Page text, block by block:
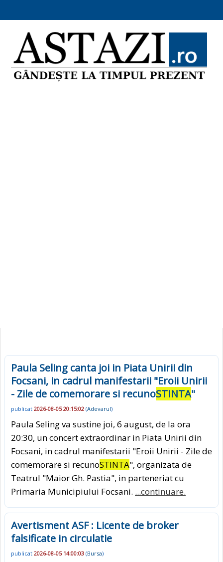
Paula Seling canta joi in Piata Unirii din
Focsani, in cadrul manifestarii "Eroii Unirii
- Zile de comemorare si recunoSTINTA"
publicat 2026-08-05 20:15:02 (Adevarul)
Paula Seling va sustine joi, 6 august, de la ora
20:30, un concert extraordinar in Piata Unirii din
Focsani, in cadrul manifestarii "Eroii Unirii - Zile de
comemorare si recunoSTINTA", organizata de
Teatrul "Maior Gh. Pastia", in parteneriat cu
Primaria Municipiului Focsani. ...continuare.
Avertisment ASF : Licente de broker
falsificate in circulatie
publicat 2026-08-05 14:00:03 (Bursa)